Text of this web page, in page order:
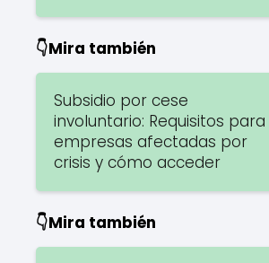
👇Mira también
Subsidio por cese
involuntario: Requisitos para
empresas afectadas por
crisis y cómo acceder
👇Mira también